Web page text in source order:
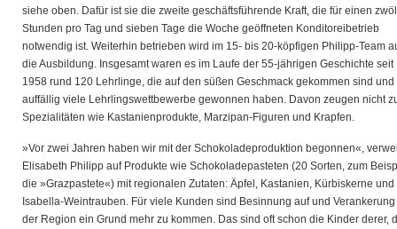
siehe oben. Dafür ist sie die zweite geschäftsführende Kraft, die für einen
Stunden pro Tag und sieben Tage die Woche geöffneten Konditoreibetrieb
notwendig ist. Weiterhin betrieben wird im 15- bis 20-köpfigen Philipp-Team
die Ausbildung. Insgesamt waren es im Laufe der 55-jährigen Geschichte seit
1958 rund 120 Lehrlinge, die auf den süßen Geschmack gekommen sind und
auffällig viele Lehrlingswettbewerbe gewonnen haben. Davon zeugen nicht
Spezialitäten wie Kastanienprodukte, Marzipan-Figuren und Krapfen.
»Vor zwei Jahren haben wir mit der Schokoladeproduktion begonnen«,
Elisabeth Philipp auf Produkte wie Schokoladepasteten (20 Sorten, zum
die »Grazpastete«) mit regionalen Zutaten: Äpfel, Kastanien, Kürbiskerne und
Isabella-Weintrauben. Für viele Kunden sind Besinnung auf und
der Region ein Grund mehr zu kommen. Das sind oft schon die Kinder derer,